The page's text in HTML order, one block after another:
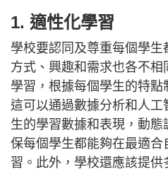
1. 適性化學習
學校要認同及尊重每個學
方式、興趣和需求也各不
學習，根據每個學生的特點
這可以通過數據分析和人
生的學習數據和表現，動
保每個學生都能夠在最適合
習。此外，學校還應該提